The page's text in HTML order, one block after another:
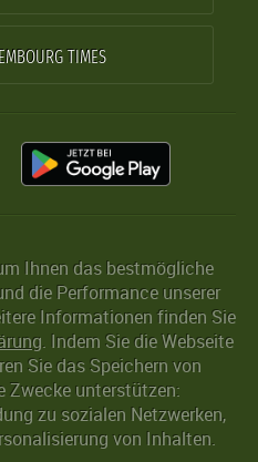
TIMES
Ihnen das bestmögliche
die Performance unserer
Informationen finden Sie
. Indem Sie die Webseite
Sie das Speichern von
Zwecke unterstützen:
zu sozialen Netzwerken,
von Inhalten.